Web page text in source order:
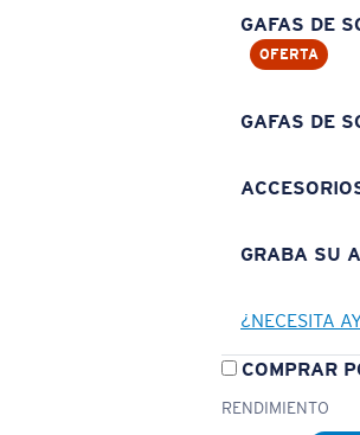
GAFAS DE
OFERTA
GAFAS DE
GRABA SU
¿NECESITA
COMPRAR
RENDIMIENTO